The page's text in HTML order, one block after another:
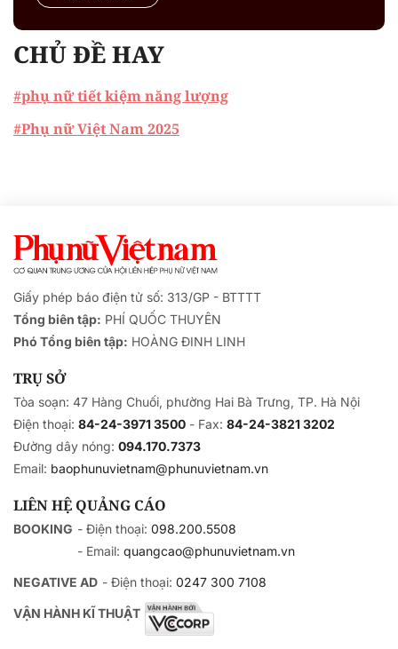
CHỦ ĐỀ HAY
#phụ nữ tiết kiệm năng lượng
#Phụ nữ Việt Nam 2025
Giấy phép báo điện tử số: 313/GP - BTTTT
Tổng biên tập: PHÍ QUỐC THUYÊN
Phó Tổng biên tập: HOÀNG ĐINH LINH
TRỤ SỞ
Tòa soạn: 47 Hàng Chuối, phường Hai Bà Trưng, TP. Hà Nội
Điện thoại: 84-24-3971 3500 - Fax: 84-24-3821 3202
Đường dây nóng: 094.170.7373
Email: baophunuvietnam@phunuvietnam.vn
LIÊN HỆ QUẢNG CÁO
BOOKING - Điện thoại: 098.200.5508
- Email: quangcao@phunuvietnam.vn
NEGATIVE AD - Điện thoại: 0247 300 7108
VẬN HÀNH KĨ THUẬT